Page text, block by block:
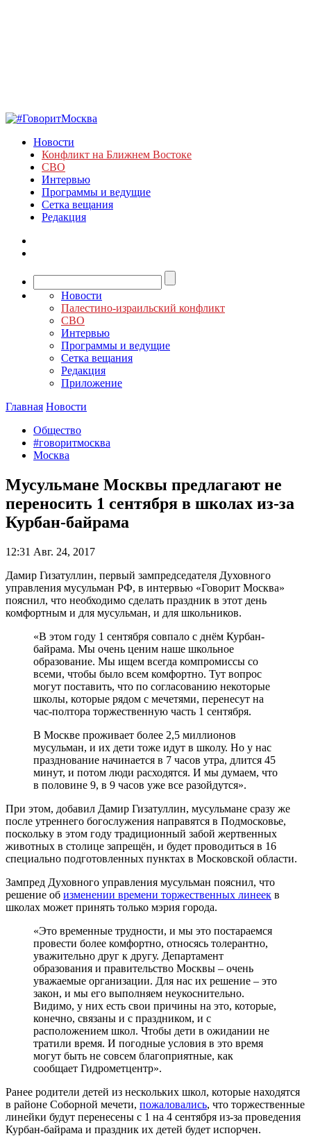
Новости
Конфликт на Ближнем Востоке
СВО
Интервью
Программы и ведущие
Сетка вещания
Редакция
Новости
Палестино-израильский конфликт
СВО
Интервью
Программы и ведущие
Сетка вещания
Редакция
Приложение
Главная Новости
Общество
#говоритмосква
Москва
Мусульмане Москвы предлагают не
переносить 1 сентября в школах из-за
Курбан-байрама
12:31 Авг. 24, 2017
Дамир Гизатуллин, первый зампредседателя Духовного
управления мусульман РФ, в интервью «Говорит Москва»
пояснил, что необходимо сделать праздник в этот день
комфортным и для мусульман, и для школьников.
«В этом году 1 сентября совпало с днём Курбан-
байрама. Мы очень ценим наше школьное
образование. Мы ищем всегда компромиссы со
всеми, чтобы было всем комфортно. Тут вопрос
могут поставить, что по согласованию некоторые
школы, которые рядом с мечетями, перенесут на
час-полтора торжественную часть 1 сентября.
В Москве проживает более 2,5 миллионов
мусульман, и их дети тоже идут в школу. Но у нас
празднование начинается в 7 часов утра, длится 45
минут, и потом люди расходятся. И мы думаем, что
в половине 9, в 9 часов уже все разойдутся».
При этом, добавил Дамир Гизатуллин, мусульмане сразу же
после утреннего богослужения направятся в Подмосковье,
поскольку в этом году традиционный забой жертвенных
животных в столице запрещён, и будет проводиться в 16
специально подготовленных пунктах в Московской области.
Зампред Духовного управления мусульман пояснил, что
решение об изменении времени торжественных линеек в
школах может принять только мэрия города.
«Это временные трудности, и мы это постараемся
провести более комфортно, относясь толерантно,
уважительно друг к другу. Департамент
образования и правительство Москвы – очень
уважаемые организации. Для нас их решение – это
закон, и мы его выполняем неукоснительно.
Видимо, у них есть свои причины на это, которые,
конечно, связаны и с праздником, и с
расположением школ. Чтобы дети в ожидании не
тратили время. И погодные условия в это время
могут быть не совсем благоприятные, как
сообщает Гидрометцентр».
Ранее родители детей из нескольких школ, которые находятся
в районе Соборной мечети, пожаловались, что торжественные
линейки будут перенесены с 1 на 4 сентября из-за проведения
Курбан-байрама и праздник их детей будет испорчен.